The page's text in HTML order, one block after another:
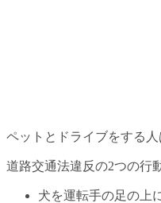
ペットとドライブをする
道路交通法違反の2つの行
犬を運転手の足の上